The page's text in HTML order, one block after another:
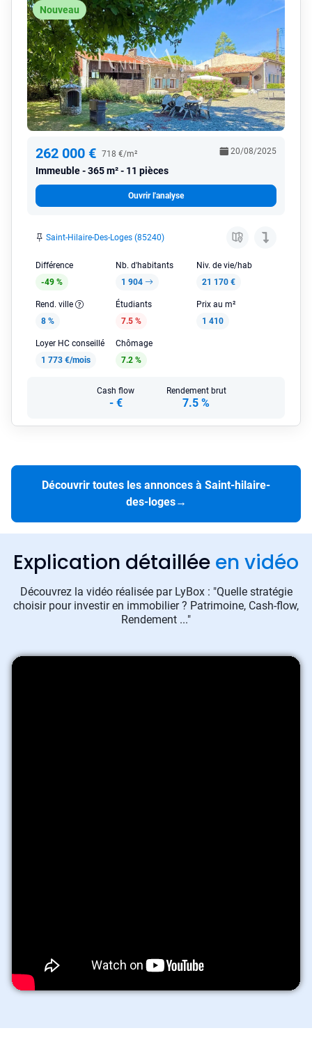
Nouveau
262 000 € 718 €/m²
Immeuble 365 m² - 11 pièces
20/08/2025
Ouvrir l'analyse
Saint-Hilaire-Des-Loges (85240)
Différence
-49 %
Nb. d'habitants
1 904
Niv. de vie/hab
21 170 €
Rend. ville
8 %
Étudiants
7.5 %
Prix au m²
1 410
Loyer HC conseillé
1 773 €/mois
Chômage
7.2 %
Cash flow
- €
Rendement brut
7.5 %
Découvrir toutes les annonces à Saint-hilaire-
des-loges→
Explication détaillée en vidéo
Découvrez la vidéo réalisée par LyBox : "Quelle stratégie
choisir pour investir en immobilier ? Patrimoine, Cash-flow,
Rendement ..."